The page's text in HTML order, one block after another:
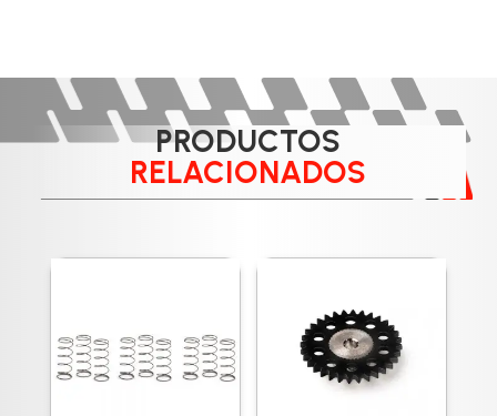
PRODUCTOS
RELACIONADOS